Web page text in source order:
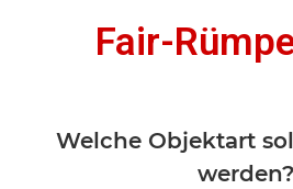
Fair-
Welche Objektart
werden?